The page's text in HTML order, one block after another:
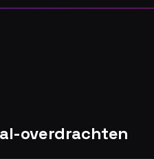
overdrachten